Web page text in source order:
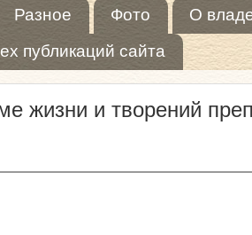
Разное Фото О
публикаций сайта
жизни и творений